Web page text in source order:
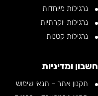
נרגילות מיוחדות
נרגילות יוקרתיות
נרגילות קטנות
חשבון ומדיניות
תקנון אתר – תנאי שימוש